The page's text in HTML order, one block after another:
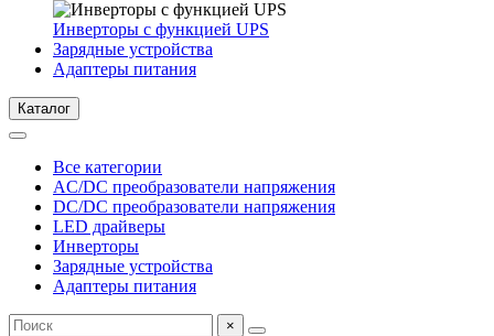
Инверторы с функцией UPS
Зарядные устройства
Адаптеры питания
Каталог
Все категории
AC/DC преобразователи напряжения
DC/DC преобразователи напряжения
LED драйверы
Инверторы
Зарядные устройства
Адаптеры питания
×